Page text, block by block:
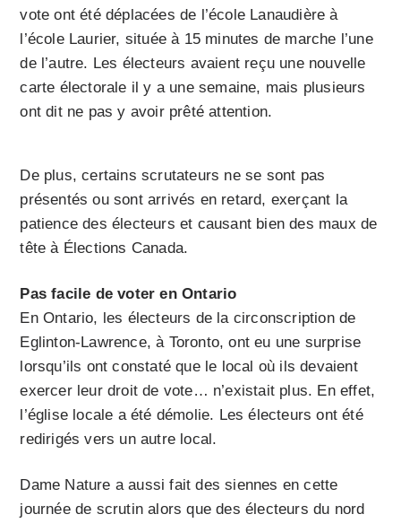
vote ont été déplacées de l’école Lanaudière à
l’école Laurier, située à 15 minutes de marche l’une
de l’autre. Les électeurs avaient reçu une nouvelle
carte électorale il y a une semaine, mais plusieurs
ont dit ne pas y avoir prêté attention.
De plus, certains scrutateurs ne se sont pas
présentés ou sont arrivés en retard, exerçant la
patience des électeurs et causant bien des maux de
tête à Élections Canada.
Pas facile de voter en Ontario
En Ontario, les électeurs de la circonscription de
Eglinton-Lawrence, à Toronto, ont eu une surprise
lorsqu’ils ont constaté que le local où ils devaient
exercer leur droit de vote… n’existait plus. En effet,
l’église locale a été démolie. Les électeurs ont été
redirigés vers un autre local.
Dame Nature a aussi fait des siennes en cette
journée de scrutin alors que des électeurs du nord